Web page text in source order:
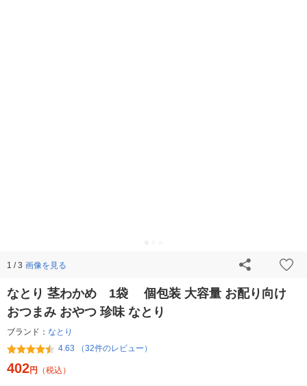
1 / 3 画像を見る
なとり 茎わかめ 1袋 個包装 大容量 お配り向け
おつまみ おやつ 珍味 なとり
ブランド： なとり
4.63 （32件のレビュー）
402円 （税込）